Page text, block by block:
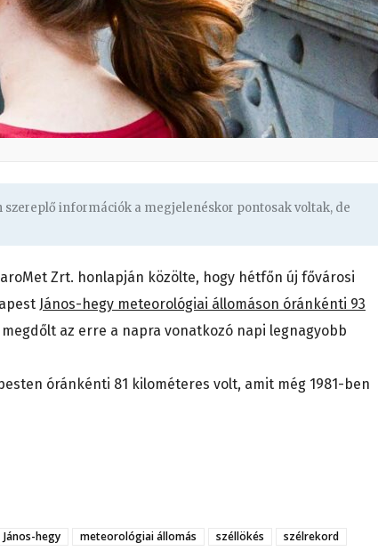
szereplő információk a megjelenéskor pontosak voltak, de
Zrt. honlapján közölte, hogy hétfőn új fővárosi
János-hegy meteorológiai állomáson óránkénti 93
megdőlt az erre a napra vonatkozó napi legnagyobb
óránkénti 81 kilométeres volt, amit még 1981-ben
János-hegy meteorológiai állomás széllökés
szélrekord